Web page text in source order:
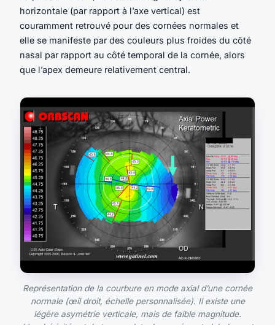
horizontale (par rapport à l’axe vertical) est
couramment retrouvé pour des cornées normales et
elle se manifeste par des couleurs plus froides du côté
nasal par rapport au côté temporal de la cornée, alors
que l’apex demeure relativement central.
Représentation de la courbure en mode axial d’une cornée
normale (œil droit, échelle personnalisée). Il existe une
légère asymétrie verticale, mais de faible magnitude.